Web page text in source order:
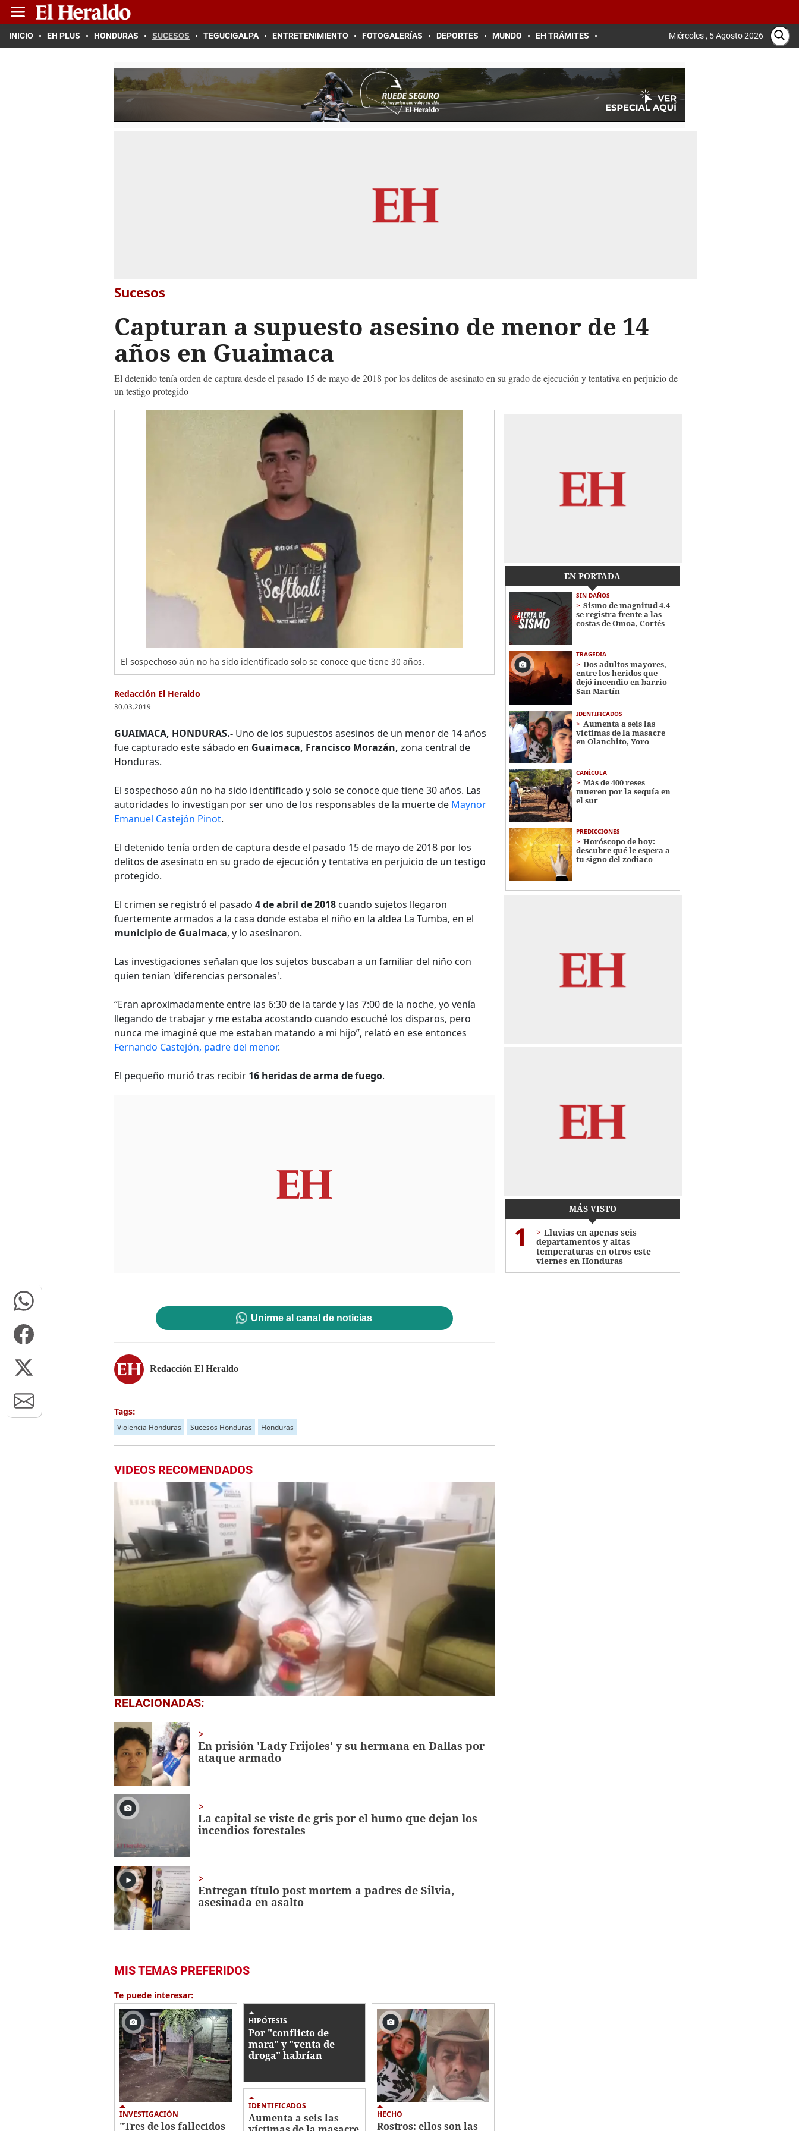
INICIO EH PLUS HONDURAS SUCESOS TEGUCIGALPA ENTRETENIMIENTO FOTOGALERÍAS DEPORTES MUNDO EH TRÁMITES Miércoles , 5 Agosto 2026
Sucesos
Capturan a supuesto asesino de menor de 14
años en Guaimaca
El detenido tenía orden de captura desde el pasado 15 de mayo de 2018 por los delitos de asesinato en su grado de ejecución y tentativa en perjuicio de
un testigo protegido
El sospechoso aún no ha sido identificado solo se conoce que tiene 30 años.
Redacción El Heraldo
30.03.2019
GUAIMACA, HONDURAS.- Uno de los supuestos asesinos de un menor de 14 años
fue capturado este sábado en Guaimaca, Francisco Morazán, zona central de
Honduras.
El sospechoso aún no ha sido identificado y solo se conoce que tiene 30 años. Las
autoridades lo investigan por ser uno de los responsables de la muerte de Maynor
Emanuel Castejón Pinot.
El detenido tenía orden de captura desde el pasado 15 de mayo de 2018 por los
delitos de asesinato en su grado de ejecución y tentativa en perjuicio de un testigo
protegido.
El crimen se registró el pasado 4 de abril de 2018 cuando sujetos llegaron
fuertemente armados a la casa donde estaba el niño en la aldea La Tumba, en el
municipio de Guaimaca, y lo asesinaron.
Las investigaciones señalan que los sujetos buscaban a un familiar del niño con
quien tenían 'diferencias personales'.
“Eran aproximadamente entre las 6:30 de la tarde y las 7:00 de la noche, yo venía
llegando de trabajar y me estaba acostando cuando escuché los disparos, pero
nunca me imaginé que me estaban matando a mi hijo”, relató en ese entonces
Fernando Castejón, padre del menor.
El pequeño murió tras recibir 16 heridas de arma de fuego.
Unirme al canal de noticias
Redacción El Heraldo
Tags:
Violencia Honduras Sucesos Honduras Honduras
VIDEOS RECOMENDADOS
0
of
minutes,
secondsVolume
0%
RELACIONADAS:
En prisión 'Lady Frijoles' y su hermana en Dallas por
ataque armado
La capital se viste de gris por el humo que dejan los
incendios forestales
Entregan título post mortem a padres de Silvia,
asesinada en asalto
MIS TEMAS PREFERIDOS
Te puede interesar:
INVESTIGACIÓN
"Tres de los fallecidos
HIPÓTESIS
Por "conflicto de
mara" y "venta de
droga" habrían
asesinado a familia en
IDENTIFICADOS
Aumenta a seis las
HECHO
Rostros: ellos son las
EN PORTADA
SIN DAÑOS
Sismo de magnitud 4.4
se registra frente a las
costas de Omoa, Cortés
TRAGEDIA
Dos adultos mayores,
entre los heridos que
dejó incendio en barrio
San Martín
IDENTIFICADOS
Aumenta a seis las
víctimas de la masacre
en Olanchito, Yoro
CANÍCULA
Más de 400 reses
mueren por la sequía en
el sur
PREDICCIONES
Horóscopo de hoy:
descubre qué le espera a
tu signo del zodiaco
MÁS VISTO
1
Lluvias en apenas seis
departamentos y altas
temperaturas en otros este
viernes en Honduras